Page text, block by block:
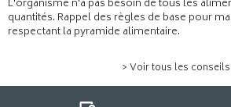
L'organisme n'a pas besoin de tous les
quantités. Rappel des règles de base pour
respectant la pyramide alimentaire.
> Voir tous les conseils